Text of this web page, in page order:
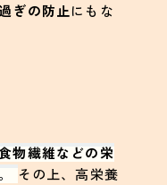
ぎの防止にもな
物繊維などの栄
その上、高栄養